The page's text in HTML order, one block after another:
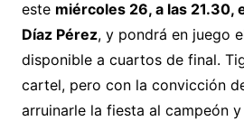
este miércoles 26, a las 21.30,
Díaz Pérez, y pondrá en juego
disponible a cuartos de final.
cartel, pero con la convicción
arruinarle la fiesta al campeón